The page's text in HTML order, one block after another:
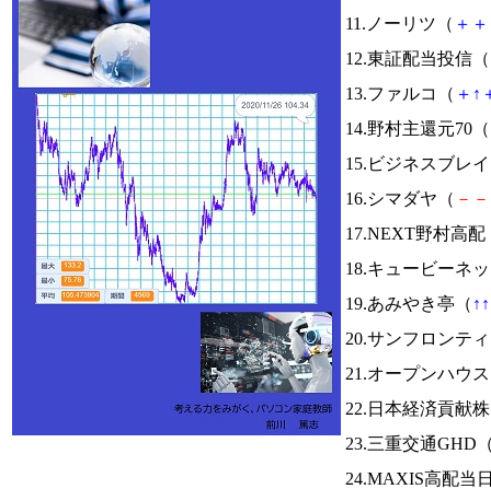
11.ノーリツ（ ＋ ＋
12.東証配当投信（
13.ファルコ（ ＋ ↑
14.野村主還元70（
15.ビジネスブレ
16.シマダヤ（ － －
17.NEXT野村高配
18.キュービーネ
19.あみやき亭（ ↑ ↑
20.サンフロンテ
21.オープンハウ
22.日本経済貢献
23.三重交通GHD
24.MAXIS高配当